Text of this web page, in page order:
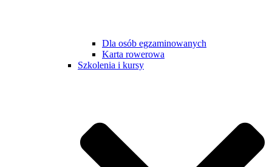
Dla osób egzaminowanych
Karta rowerowa
Szkolenia i kursy